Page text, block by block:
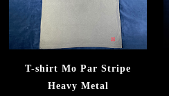
T-shirt Mo Par Stripe
Heavy Metal